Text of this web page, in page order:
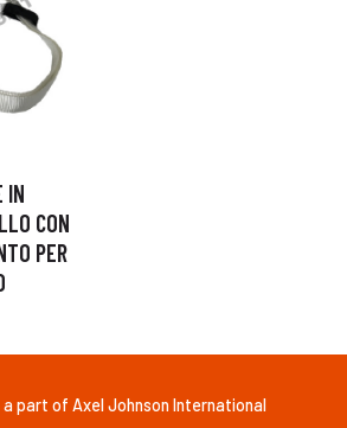
IN
CON
PER
a part of Axel Johnson International